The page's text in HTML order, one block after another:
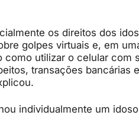
os direitos dos
golpes virtuais e, em
como utilizar o celular com
transações bancárias
individualmente um